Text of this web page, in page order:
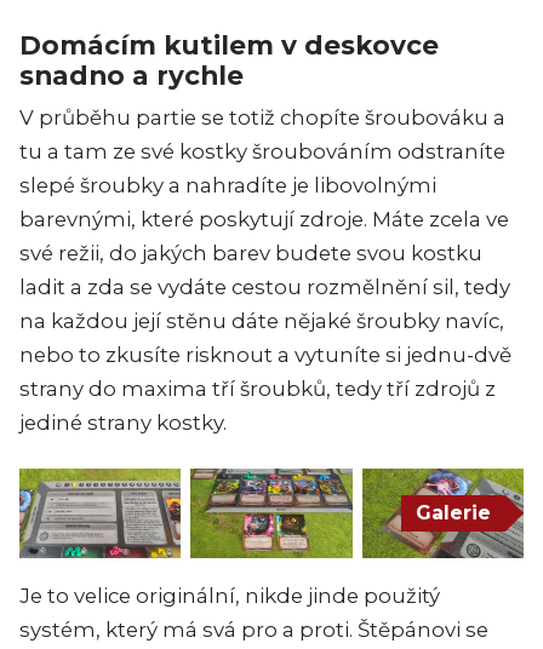
Domácím kutilem v deskovce
snadno a rychle
V průběhu partie se totiž chopíte šroubováku a
tu a tam ze své kostky šroubováním odstraníte
slepé šroubky a nahradíte je libovolnými
barevnými, které poskytují zdroje. Máte zcela ve
své režii, do jakých barev budete svou kostku
ladit a zda se vydáte cestou rozmělnění sil, tedy
na každou její stěnu dáte nějaké šroubky navíc,
nebo to zkusíte risknout a vytuníte si jednu-dvě
strany do maxima tří šroubků, tedy tří zdrojů z
jediné strany kostky.
Galerie
Je to velice originální, nikde jinde použitý
systém, který má svá pro a proti. Štěpánovi se